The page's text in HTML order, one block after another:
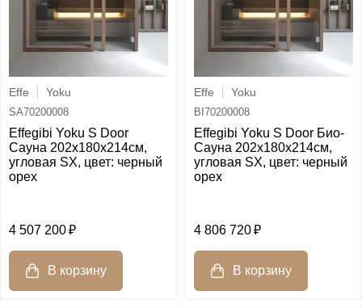
Effe Yoku
SA70200008
Effegibi Yoku S Door
Сауна 202x180х214см,
угловая SX, цвет: черный
орех
4 507 200
Effe Yoku
BI70200008
Effegibi Yoku S Door Био-
Сауна 202x180х214см,
угловая SX, цвет: черный
орех
4 806 720